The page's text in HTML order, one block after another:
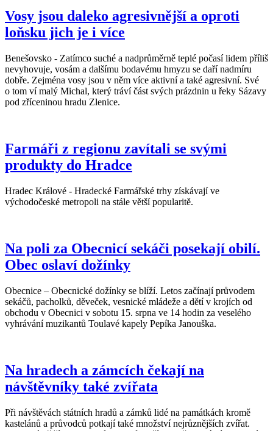
Vosy jsou daleko agresivnější a oproti
loňsku jich je i více
Benešovsko - Zatímco suché a nadprůměrně teplé počasí lidem příliš
nevyhovuje, vosám a dalšímu bodavému hmyzu se daří nadmíru
dobře. Zejména vosy jsou v něm více aktivní a také agresivní. Své
o tom ví malý Michal, který tráví část svých prázdnin u řeky Sázavy
pod zříceninou hradu Zlenice.
Farmáři z regionu zavítali se svými
produkty do Hradce
Hradec Králové - Hradecké Farmářské trhy získávají ve
východočeské metropoli na stále větší popularitě.
Na poli za Obecnicí sekáči posekají obilí.
Obec oslaví dožínky
Obecnice – Obecnické dožínky se blíží. Letos začínají průvodem
sekáčů, pacholků, děveček, vesnické mládeže a dětí v krojích od
obchodu v Obecnici v sobotu 15. srpna ve 14 hodin za veselého
vyhrávání muzikantů Toulavé kapely Pepíka Janouška.
Na hradech a zámcích čekají na
návštěvníky také zvířata
Při návštěvách státních hradů a zámků lidé na památkách kromě
kastelánů a průvodců potkají také množství nejrůznějších zvířat.